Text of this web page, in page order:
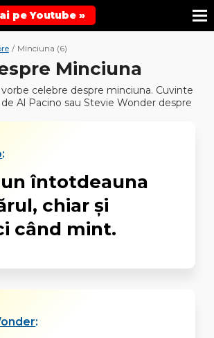
pe Youtube »
/ Minciuna (6)
Minciuna
vorbe celebre despre minciuna. Cuvinte
Al Pacino sau Stevie Wonder despre
:
întotdeauna
chiar şi
când mint.
: